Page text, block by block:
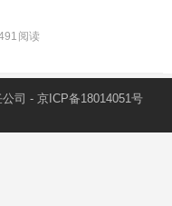
阅读
司 - 京ICP备18014051号